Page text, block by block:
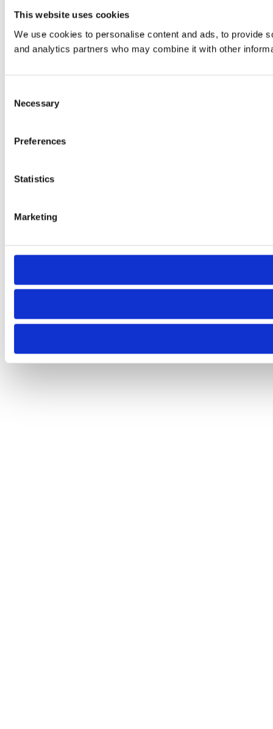
This website uses cookies
We use cookies to personalise content and ads, to provide
and analytics partners who may combine it with other
Selection
Necessary
Preferences
Statistics
Marketing